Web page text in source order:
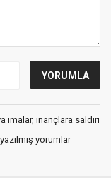
inançlara saldırı
yorumlar